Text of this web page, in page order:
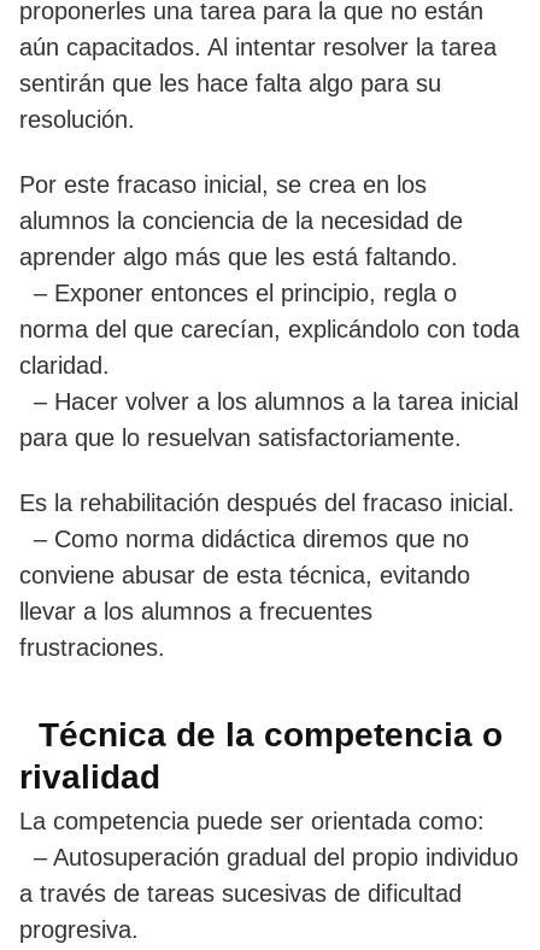
proponerles una tarea para la que no están
aún capacitados. Al intentar resolver la tarea
sentirán que les hace falta algo para su
resolución.
Por este fracaso inicial, se crea en los
alumnos la conciencia de la necesidad de
aprender algo más que les está faltando.
– Exponer entonces el principio, regla o
norma del que carecían, explicándolo con toda
claridad.
– Hacer volver a los alumnos a la tarea inicial
para que lo resuelvan satisfactoriamente.
Es la rehabilitación después del fracaso inicial.
– Como norma didáctica diremos que no
conviene abusar de esta técnica, evitando
llevar a los alumnos a frecuentes
frustraciones.
Técnica de la competencia o
rivalidad
La competencia puede ser orientada como:
– Autosuperación gradual del propio individuo
a través de tareas sucesivas de dificultad
progresiva.